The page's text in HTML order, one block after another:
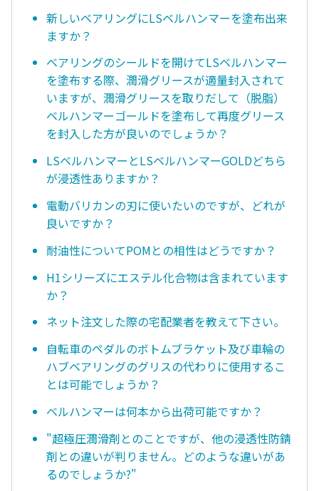
新しいベアリングにLSベルハンマーを塗布出来
ますか？
ベアリングのシールドを開けてLSベルハンマー
を塗布する際、潤滑グリースが適量封入されて
いますが、潤滑グリースを取りだして（脱脂）
ベルハンマーゴールドを塗布して再度グリース
を封入した方が良いのでしょうか？
LSベルハンマーとLSベルハンマーGOLDどちら
が浸透性ありますか？
電動バリカンの刃に使いたいのですが、どれが
良いですか？
耐油性についてPOMとの相性はどうですか？
H1シリーズにエステル化合物は含まれています
か？
ネット注文した際の宅配業者を教えて下さい。
自転車のペダルのボトムブラケット及び車輪の
ハブベアリングのグリスの代わりに使用するこ
とは可能でしょうか？
ベルハンマーは何本から出荷可能ですか？
"超極圧潤滑剤とのことですが、他の浸透性防錆
剤との違いが判りません。どのような違いがあ
るのでしょうか?"